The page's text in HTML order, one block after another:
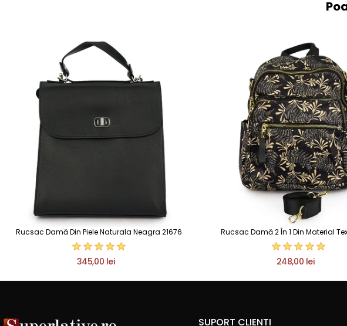
Rucsac Damă Din Piele Naturala Neagra 21676
345,00 lei
Rucsac Damă 2 În 1 Din Material
248,00 lei
SUPORT CLIENTI